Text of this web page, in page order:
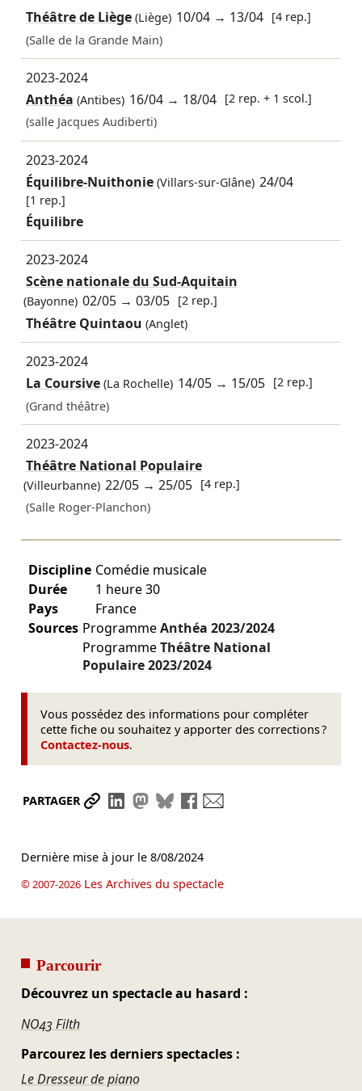
Théâtre de Liège(Liège) 10/04 → 13/04 [4 rep.]
(Salle de la Grande Main)
2023-2024
Anthéa (Antibes) 16/04 → 18/04 [2 rep. + 1 scol.]
(salle Jacques Audiberti)
2023-2024
Équilibre-Nuithonie(Villars-sur-Glâne) 24/04
[1 rep.]
Équilibre
2023-2024
Scène nationale du Sud-Aquitain
(Bayonne) 02/05 →03/05 [2 rep.]
Théâtre Quintaou (Anglet)
2023-2024
La Coursive(La Rochelle) 14/05 → 15/05 [2 rep.]
(Grand théâtre)
2023-2024
Théâtre National Populaire
(Villeurbanne) 22/05 →25/05 [4 rep.]
(Salle Roger-Planchon)
Discipline Comédie musicale
Durée
1 heure 30
Pays
France
Sources ProgrammeAnthéa 2023/2024
ProgrammeThéâtre National
Populaire2023/2024
Vous possédez des informations pour compléter
cette fiche ou souhaitez y apporter des corrections ?
Contactez-nous.
PARTAGER Partager le lien
Partager sur LinkedIn
Partager sur Mastodon
Partager sur Bluesky
Partager sur Facebook
Dernière mise à jour le 8/08/2024
© 2007-2026Les Archives du spectacle
Parcourir
Découvrez un spectacle au hasard :
NO43 Filth
Parcourez les derniers spectacles :
Le Dresseur de piano